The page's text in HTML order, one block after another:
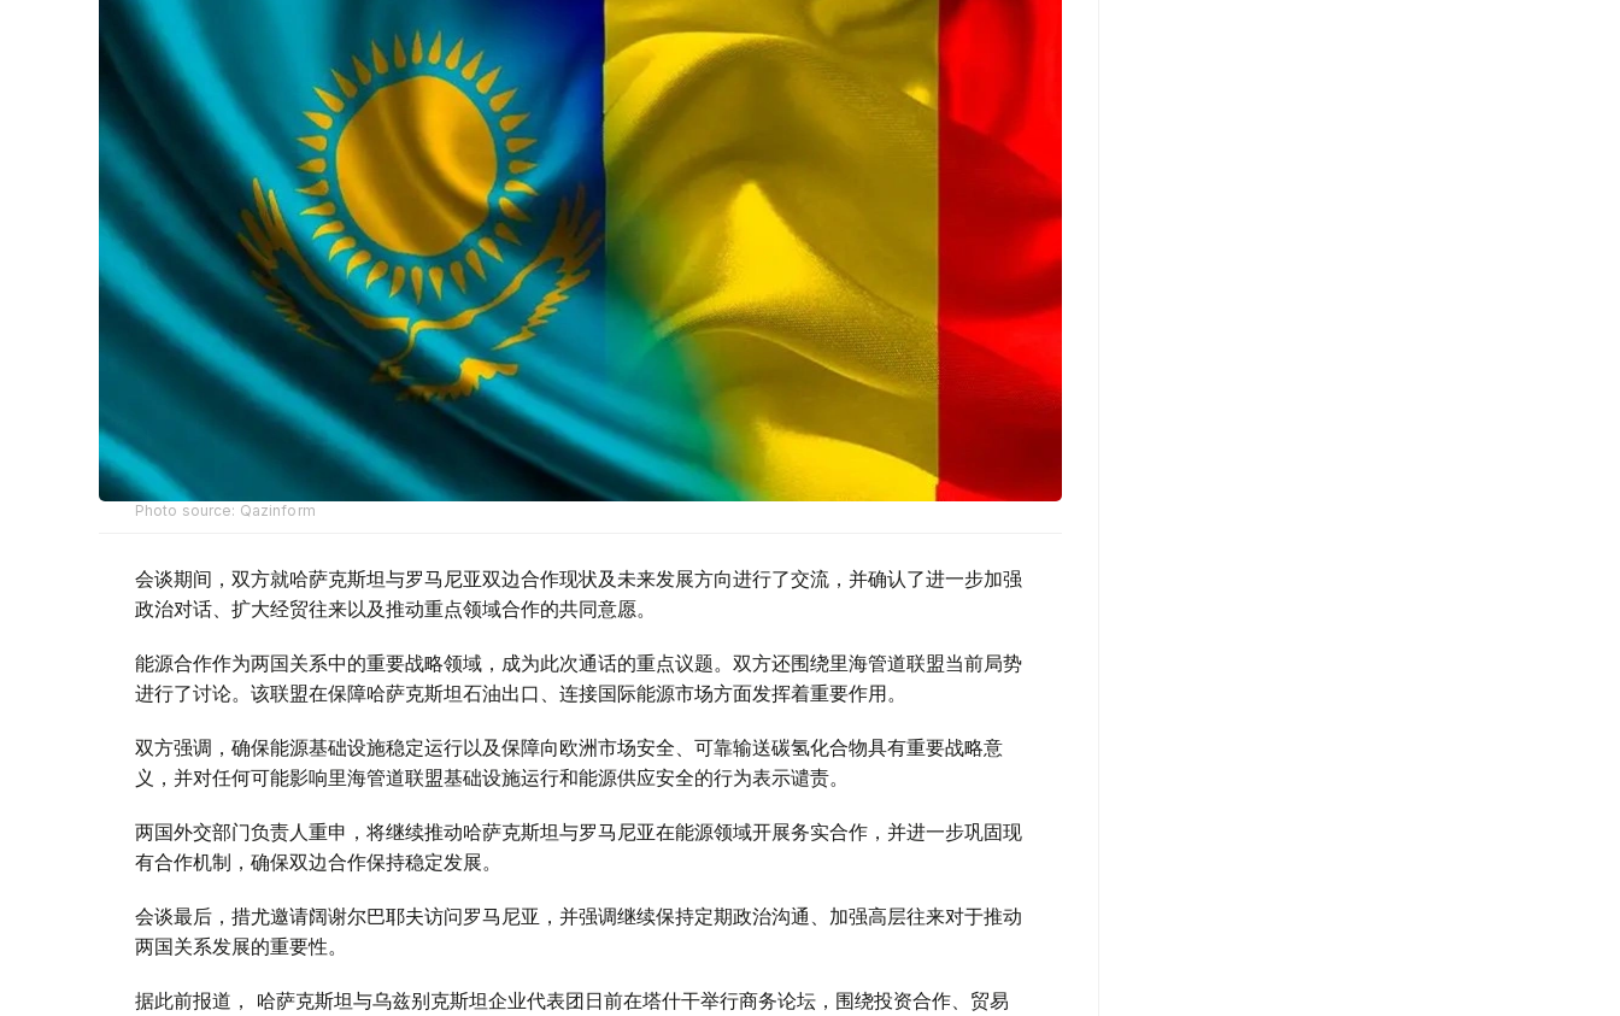
Photo source: Qazinform
会谈期间，双方就哈萨克斯坦与罗马尼亚双边合作现状及未来发展方向进行了交流，并确认了进一步加强
政治对话、扩大经贸往来以及推动重点领域合作的共同意愿。
能源合作作为两国关系中的重要战略领域，成为此次通话的重点议题。双方还围绕里海管道联盟当前局势
进行了讨论。该联盟在保障哈萨克斯坦石油出口、连接国际能源市场方面发挥着重要作用。
双方强调，确保能源基础设施稳定运行以及保障向欧洲市场安全、可靠输送碳氢化合物具有重要战略意
义，并对任何可能影响里海管道联盟基础设施运行和能源供应安全的行为表示谴责。
两国外交部门负责人重申，将继续推动哈萨克斯坦与罗马尼亚在能源领域开展务实合作，并进一步巩固现
有合作机制，确保双边合作保持稳定发展。
会谈最后，措尤邀请阔谢尔巴耶夫访问罗马尼亚，并强调继续保持定期政治沟通、加强高层往来对于推动
两国关系发展的重要性。
据此前报道， 哈萨克斯坦与乌兹别克斯坦企业代表团日前在塔什干举行商务论坛，围绕投资合作、贸易